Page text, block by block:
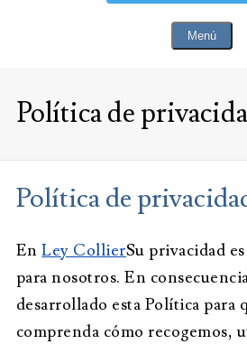
Menú
Política de
Política de
EnLey CollierSu privacidad
para nosotros. En
desarrollado esta Política para
comprenda cómo recogemos,